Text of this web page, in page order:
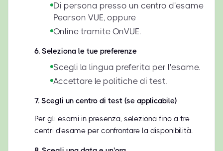
Di persona presso un centro d'esame
Pearson VUE, oppure
Online tramite OnVUE.
6. Seleziona le tue preferenze
Scegli la lingua preferita per l'esame.
Accettare le politiche di test.
7. Scegli un centro di test (se applicabile)
Per gli esami in presenza, seleziona fino a tre
centri d'esame per confrontare la disponibilità.